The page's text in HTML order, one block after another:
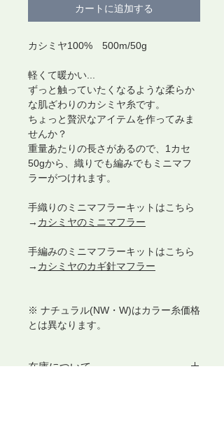
カートに追加する
カシミヤ100% 500m/50g
軽くて暖かい...
ずっと触っていたくなるような柔らか
な肌ざわりのカシミヤ糸です。
ちょっと贅沢なアイテムを作ってみま
せんか？
重量あたりの長さがあるので、1カセ
50gから、織りでも編みでもミニマフ
ラーがつけれます。
手織りのミニマフラーキットはこちら
→ カシミヤのミニマフラー
手編みのミニマフラーキットはこちら
→ カシミヤのカギ針マフラー
※ ナチュラル(NW・W)はカラー糸価格
とは異なります。
在庫について